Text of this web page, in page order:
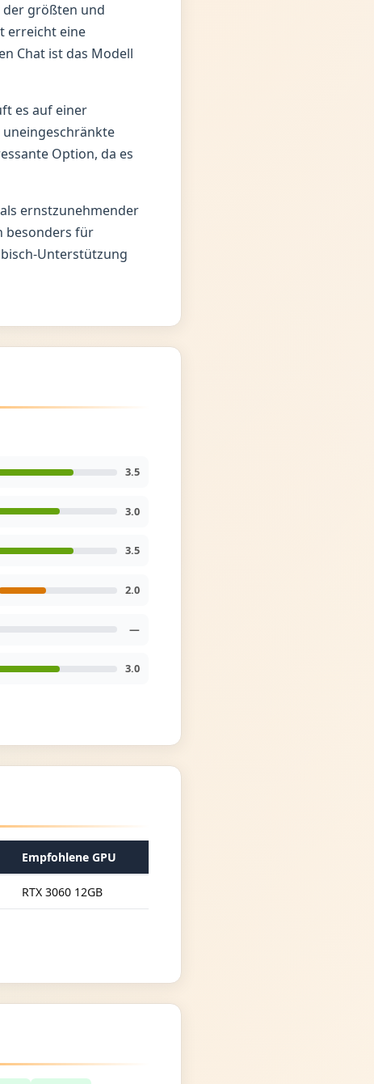
der größten und
erreicht eine
Chat ist das Modell
es auf einer
uneingeschränkte
Option, da es
ernstzunehmender
besonders für
Unterstützung
3.5
3.0
3.5
2.0
—
3.0
Empfohlene GPU
RTX 3060 12GB